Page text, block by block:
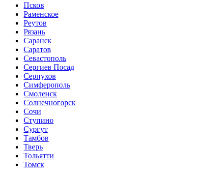
Псков
Раменское
Реутов
Рязань
Саранск
Саратов
Севастополь
Сергиев Посад
Серпухов
Симферополь
Смоленск
Солнечногорск
Сочи
Ступино
Сургут
Тамбов
Тверь
Тольятти
Томск